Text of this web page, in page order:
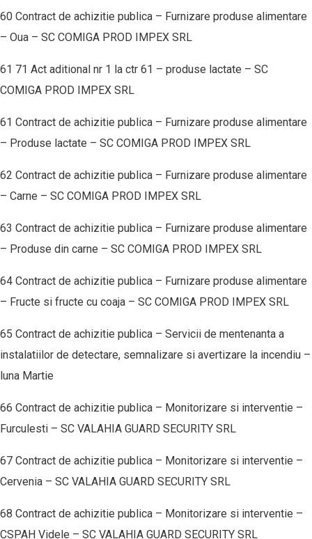
60 Contract de achizitie publica – Furnizare produse alimentare
– Oua – SC COMIGA PROD IMPEX SRL
61 71 Act aditional nr 1 la ctr 61 – produse lactate – SC
COMIGA PROD IMPEX SRL
61 Contract de achizitie publica – Furnizare produse alimentare
– Produse lactate – SC COMIGA PROD IMPEX SRL
62 Contract de achizitie publica – Furnizare produse alimentare
– Carne – SC COMIGA PROD IMPEX SRL
63 Contract de achizitie publica – Furnizare produse alimentare
– Produse din carne – SC COMIGA PROD IMPEX SRL
64 Contract de achizitie publica – Furnizare produse alimentare
– Fructe si fructe cu coaja – SC COMIGA PROD IMPEX SRL
65 Contract de achizitie publica – Servicii de mentenanta a
instalatiilor de detectare, semnalizare si avertizare la incendiu –
luna Martie
66 Contract de achizitie publica – Monitorizare si interventie –
Furculesti – SC VALAHIA GUARD SECURITY SRL
67 Contract de achizitie publica – Monitorizare si interventie –
Cervenia – SC VALAHIA GUARD SECURITY SRL
68 Contract de achizitie publica – Monitorizare si interventie –
CSPAH Videle – SC VALAHIA GUARD SECURITY SRL